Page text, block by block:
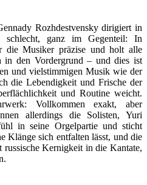
Rozhdestvensky dirigiert in
schlecht, ganz im Gegenteil: In
die Musiker präzise und holt alle
in den Vordergrund – und dies ist
und vielstimmigen Musik wie der
die Lebendigkeit und Frische der
und Routine weicht.
Vollkommen exakt, aber
allerdings die Solisten, Yuri
in seine Orgelpartie und sticht
Klänge sich entfalten lässt, und die
russische Kernigkeit in die Kantate,